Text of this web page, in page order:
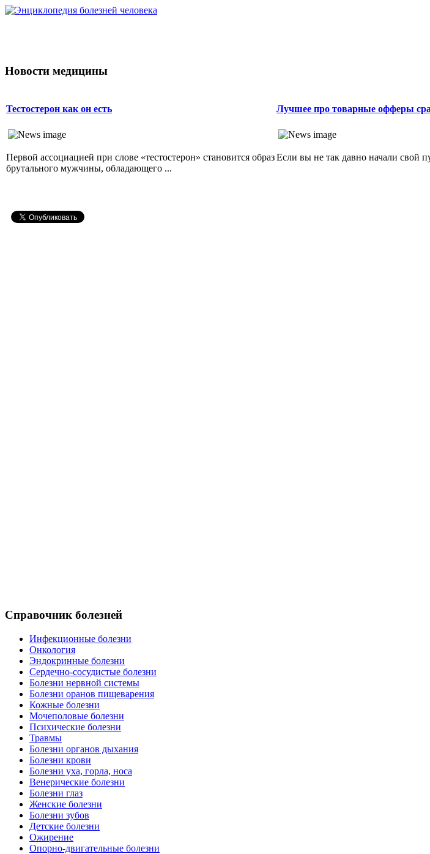
Новости медицины
Тестостерон как он есть
Первой ассоциацией при слове «тестостерон» становится образ
брутального мужчины, обладающего ...
Лучшее про товарные офферы cpa
Если вы не так давно начали свой
Справочник болезней
Инфекционные болезни
Онкология
Эндокринные болезни
Сердечно-сосудистые болезни
Болезни нервной системы
Болезни оранов пищеварения
Кожные болезни
Мочеполовые болезни
Психические болезни
Травмы
Болезни органов дыхания
Болезни крови
Болезни уха, горла, носа
Венерические болезни
Болезни глаз
Женские болезни
Болезни зубов
Детские болезни
Ожирение
Опopно-двигательные болезни